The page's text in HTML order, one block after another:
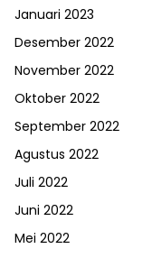
Januari 2023
Desember 2022
November 2022
Oktober 2022
September 2022
Agustus 2022
Juli 2022
Juni 2022
Mei 2022